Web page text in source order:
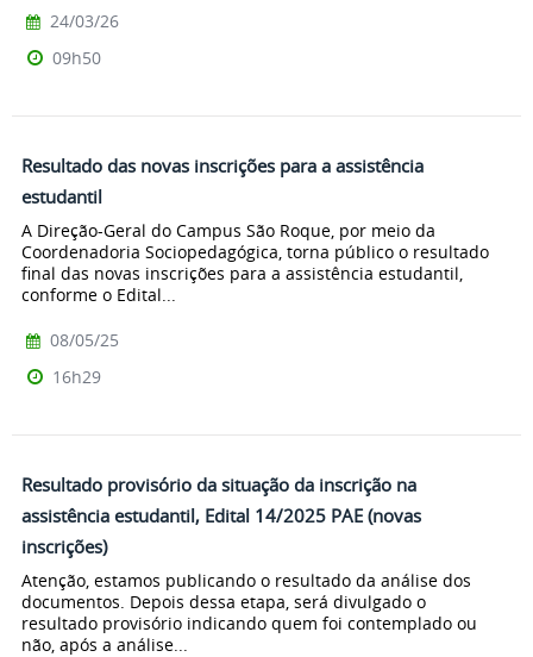
24/03/26
09h50
Resultado das novas inscrições para a assistência
estudantil
A Direção-Geral do Campus São Roque, por meio da
Coordenadoria Sociopedagógica, torna público o resultado
final das novas inscrições para a assistência estudantil,
conforme o Edital...
08/05/25
16h29
Resultado provisório da situação da inscrição na
assistência estudantil, Edital 14/2025 PAE (novas
inscrições)
Atenção, estamos publicando o resultado da análise dos
documentos. Depois dessa etapa, será divulgado o
resultado provisório indicando quem foi contemplado ou
não, após a análise...